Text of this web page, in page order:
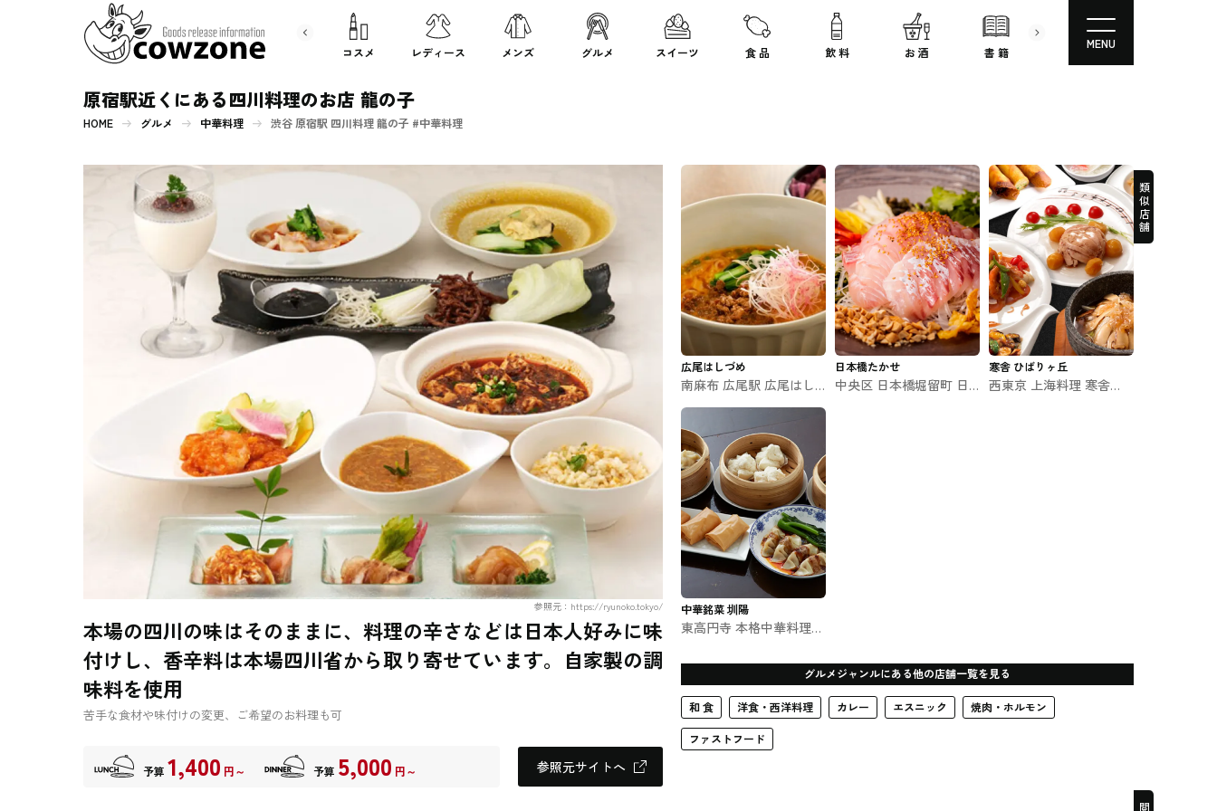
書 籍 文房具 コスメ レディース メンズ グルメ スイーツ 食 品 飲 料 お 酒 書 籍 文房具
MENU
原宿駅近くにある四川料理のお店 龍の子
HOME グルメ 中華料理 渋谷 原宿駅 四川料理 龍の子 #中華料理
参照元：https://ryunoko.tokyo/
本場の四川の味はそのままに、料理の辛さなどは日本人好みに味
付けし、香辛料は本場四川省から取り寄せています。自家製の調
味料を使用
苦手な食材や味付けの変更、ご希望のお料理も可
予算 1,400 円～ 予算 5,000 円～ 参照元サイトへ
類似店舗
広尾はしづめ
南麻布 広尾駅 広尾はし
づめ #中華料理
日本橋たかせ
中央区 日本橋堀留町 日
寒舎 ひばりヶ丘
西東京 上海料理 寒舎
中華銘菜 圳陽
東高円寺 本格中華料理店
ウ）#中華料理
グルメジャンルにある他の店舗一覧を見る
和 食 洋食・西洋料理 カレー エスニック 焼肉・ホルモン
ファストフード